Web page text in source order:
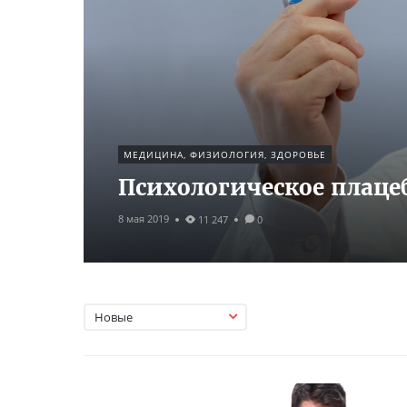
МЕДИЦИНА, ФИЗИОЛОГИЯ, ЗДОРОВЬЕ
Психологическое
8 мая 2019 11 247 0
Новые